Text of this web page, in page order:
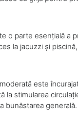
o parte esențială a
la jacuzzi și
este
la stimularea
bunăstarea generală.